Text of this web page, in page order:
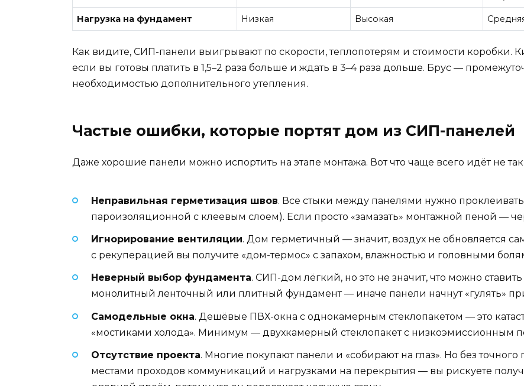
Нагрузка на фундамент Низкая Высокая
Как видите, СИП-панели выигрывают по скорости, теплопотерям и стоимости коробки.
если вы готовы платить в 1,5–2 раза больше и ждать в 3–4 раза дольше. Брус —
необходимостью дополнительного утепления.
Частые ошибки, которые портят дом из СИП-панелей
Даже хорошие панели можно испортить на этапе монтажа. Вот что чаще всего идёт не так:
Неправильная герметизация швов. Все стыки между панелями нужно
пароизоляционной с клеевым слоем). Если просто «замазать» монтажной пеной —
Игнорирование вентиляции. Дом герметичный — значит, воздух не обновляется
с рекуперацией вы получите «дом-термос» с запахом, влажностью и головными
Неверный выбор фундамента. СИП-дом лёгкий, но это не значит, что можно
монолитный ленточный или плитный фундамент — иначе панели начнут «гулять»
Самодельные окна. Дешёвые ПВХ-окна с однокамерным стеклопакетом — это
«мостиками холода». Минимум — двухкамерный стеклопакет с низкоэмиссионным
Отсутствие проекта. Многие покупают панели и «собирают на глаз». Но без
местами проходов коммуникаций и нагрузками на перекрытия — вы рискуете